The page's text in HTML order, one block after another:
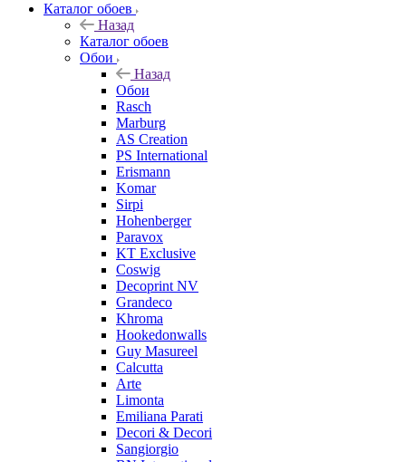
Каталог обоев
Назад
Каталог обоев
Обои
Назад
Обои
Rasch
Marburg
AS Creation
PS International
Erismann
Komar
Sirpi
Hohenberger
Paravox
KT Exclusive
Coswig
Decoprint NV
Grandeco
Khroma
Hookedonwalls
Guy Masureel
Calcutta
Arte
Limonta
Emiliana Parati
Decori & Decori
Sangiorgio